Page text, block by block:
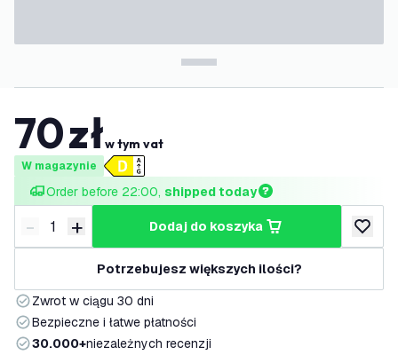
70złw tym vat
W magazynie
Order before 22:00, shipped today
Zmniejsz ilość
- Zwiększ ilość
+ dodaj do koszyka
dodaj
Potrzebujesz większych ilości?
Zwrot w ciągu 30 dni
Bezpieczne i łatwe płatności
30.000+niezależnych recenzji